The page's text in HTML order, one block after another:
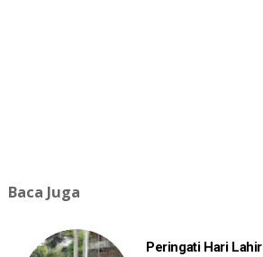
Baca Juga
Peringati Hari Lahir